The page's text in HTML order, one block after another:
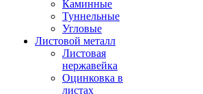
Каминные
Туннельные
Угловые
Листовой металл
Листовая
нержавейка
Оцинковка в
листах